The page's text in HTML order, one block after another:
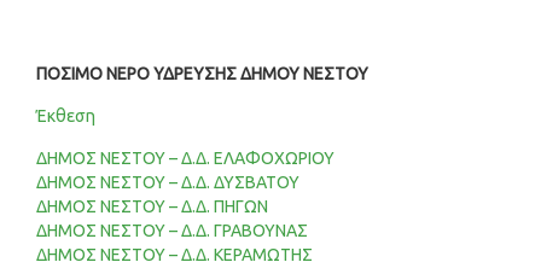
ΠΟΣΙΜΟ ΝΕΡΟ ΥΔΡΕΥΣΗΣ ΔΗΜΟΥ ΝΕΣΤΟΥ
Έκθεση
ΔΗΜΟΣ ΝΕΣΤΟΥ – Δ.Δ. ΕΛΑΦΟΧΩΡΙΟΥ
ΔΗΜΟΣ ΝΕΣΤΟΥ – Δ.Δ. ΔΥΣΒΑΤΟΥ
ΔΗΜΟΣ ΝΕΣΤΟΥ – Δ.Δ. ΠΗΓΩΝ
ΔΗΜΟΣ ΝΕΣΤΟΥ – Δ.Δ. ΓΡΑΒΟΥΝΑΣ
ΔΗΜΟΣ ΝΕΣΤΟΥ – Δ.Δ. ΚΕΡΑΜΩΤΗΣ